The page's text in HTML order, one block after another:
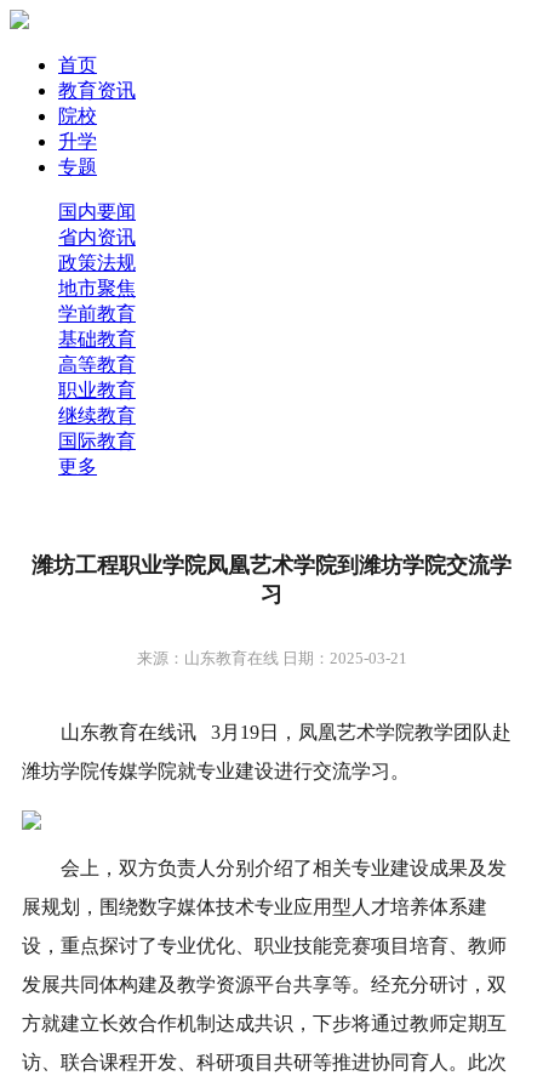
首页
教育资讯
院校
升学
专题
国内要闻
省内资讯
政策法规
地市聚焦
学前教育
基础教育
高等教育
职业教育
继续教育
国际教育
更多
潍坊工程职业学院凤凰艺术学院到潍坊学院交流学
习
来源：山东教育在线 日期：2025-03-21
山东教育在线讯 3月19日，凤凰艺术学院教学团队赴
潍坊学院传媒学院就专业建设进行交流学习。
会上，双方负责人分别介绍了相关专业建设成果及发
展规划，围绕数字媒体技术专业应用型人才培养体系建
设，重点探讨了专业优化、职业技能竞赛项目培育、教师
发展共同体构建及教学资源平台共享等。经充分研讨，双
方就建立长效合作机制达成共识，下步将通过教师定期互
访、联合课程开发、科研项目共研等推进协同育人。此次